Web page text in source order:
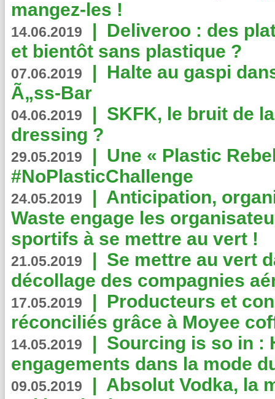
mangez-les !
14.06.2019 | Deliveroo : des
et bientôt sans plastique ?
07.06.2019 | Halte au gaspi
Ã„ss-Bar
04.06.2019 | SKFK, le bruit de
dressing ?
29.05.2019 | Une « Plastic
#NoPlasticChallenge
24.05.2019 | Anticipation,
Waste engage les
sportifs à se mettre au vert !
21.05.2019 | Se mettre au vert
décollage des compagnies
17.05.2019 | Producteurs et
réconciliés grâce à Moyee
14.05.2019 | Sourcing is so in :
engagements dans la mode
09.05.2019 | Absolut Vodka, la